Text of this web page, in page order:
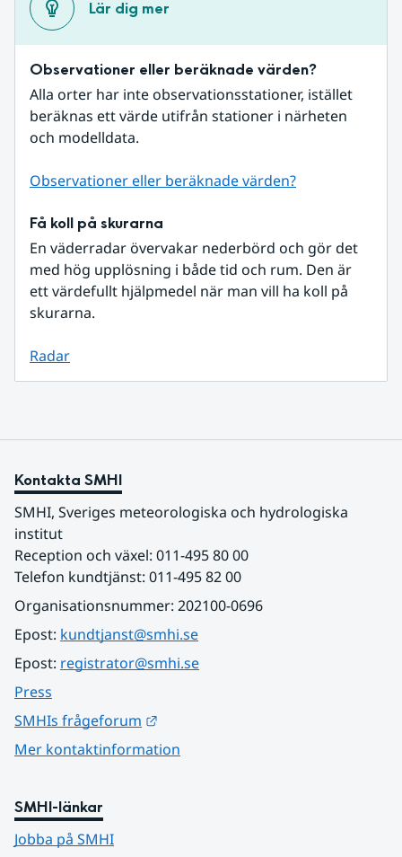
Lär dig mer
Observationer eller beräknade värden?
Alla orter har inte observationsstationer, istället
beräknas ett värde utifrån stationer i närheten
och modelldata.
Observationer eller beräknade värden?
Få koll på skurarna
En väderradar övervakar nederbörd och gör det
med hög upplösning i både tid och rum. Den är
ett värdefullt hjälpmedel när man vill ha koll på
skurarna.
Radar
Kontakta SMHI
SMHI, Sveriges meteorologiska och hydrologiska
institut
Reception och växel: 011-495 80 00
Telefon kundtjänst: 011-495 82 00
Organisationsnummer: 202100-0696
Epost: kundtjanst@smhi.se
Epost: registrator@smhi.se
Press
SMHIs frågeforum
Mer kontaktinformation
SMHI-länkar
Jobba på SMHI